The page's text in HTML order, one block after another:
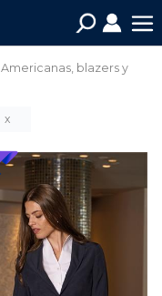
Americanas, blazers y